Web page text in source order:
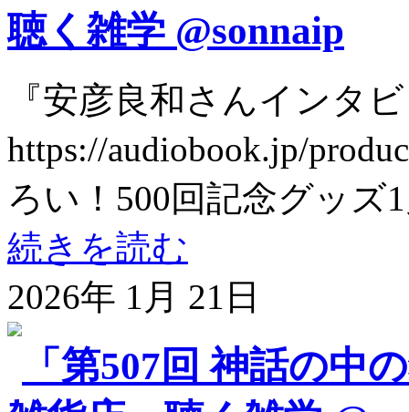
聴く雑学 @sonnaip
『安彦良和さんインタ
https://audiobook.jp/
ろい！500回記念グッズ
続きを読む
2026年 1月 21日
「第507回 神話の中